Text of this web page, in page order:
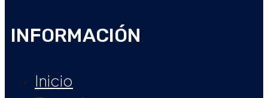
INFORMACIÓN
Inicio